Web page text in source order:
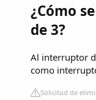
¿Cómo
de 3?
Al interruptor
como
Solicitud de